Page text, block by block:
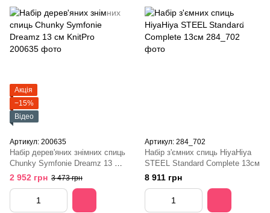
Акція
−15%
Відео
Артикул: 200635
Набір дерев'яних знімних спиць
Chunky Symfonie Dreamz 13 см
KnitPro
2 952 грн 3 473 грн
Артикул: 284_702
Набір з'ємних спиць HiyaHiya
STEEL Standard Complete 13см
8 911 грн